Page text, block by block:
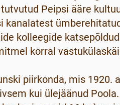
Peipsi ääre
kanalatest
kolleegide
korral
piirkonda, mis 1920.
kui ülejäänud